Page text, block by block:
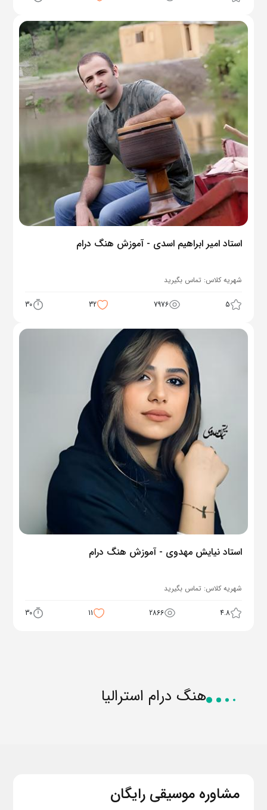
استاد امیر ابراهیم اسدی - آموزش هنگ درام
شهریه کلاس: تماس بگیرید
5
7976
32
30
استاد نیایش مهدوی - آموزش هنگ درام
شهریه کلاس: تماس بگیرید
4.8
2866
11
30
هنگ درام استرالیا
مشاوره موسیقی رایگان